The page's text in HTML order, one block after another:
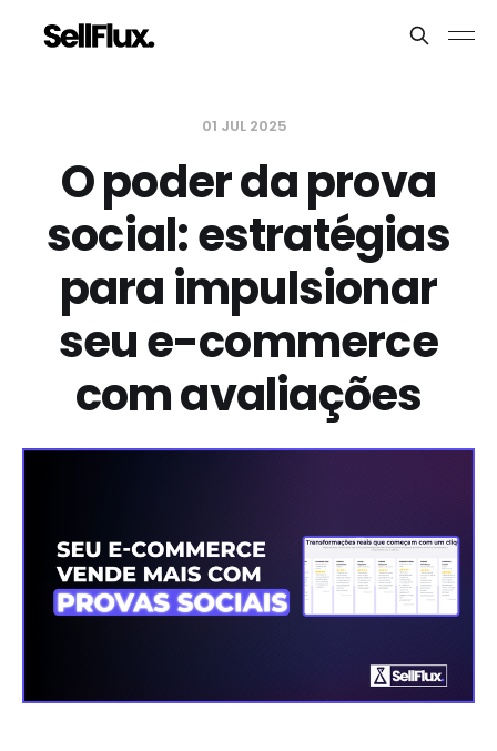
01 JUL 2025
O poder da prova
social: estratégias
para impulsionar
seu e-commerce
com avaliações